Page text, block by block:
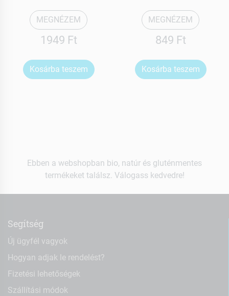
MEGNÉZEM
1949 Ft
Kosárba teszem
MEGNÉZEM
849 Ft
Kosárba teszem
Ebben a webshopban bio, natúr és gluténmentes
termékeket találsz. Válogass kedvedre!
Segítség
Új ügyfél vagyok
Hogyan adjak le rendelést?
Fizetési lehetőségek
Szállítási módok